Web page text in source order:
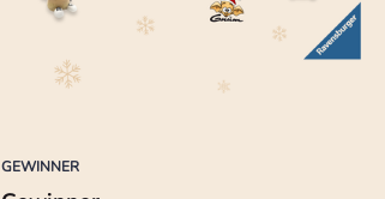
GEWINNER